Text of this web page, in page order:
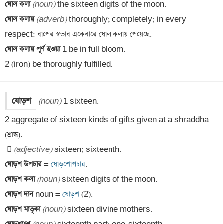
ষোল কলা (noun)
ষোল কলায় (adverb) thoroughly; completely; in every
ষোল কলায় পূর্ণ হওয়া 1 be in full bloom.
2 (iron) be thoroughly fulfilled.
ষোড়শ (noun) 1 sixteen.
2 aggregate of sixteen kinds of gifts given at a shraddha
 (adjective)
ষোড়শ উপচার = ষোড়শোপচার
ষোড়শ কলা (noun)
ষোড়শ দান noun = ষোড়শ
ষোড়শ মাতৃকা (noun)